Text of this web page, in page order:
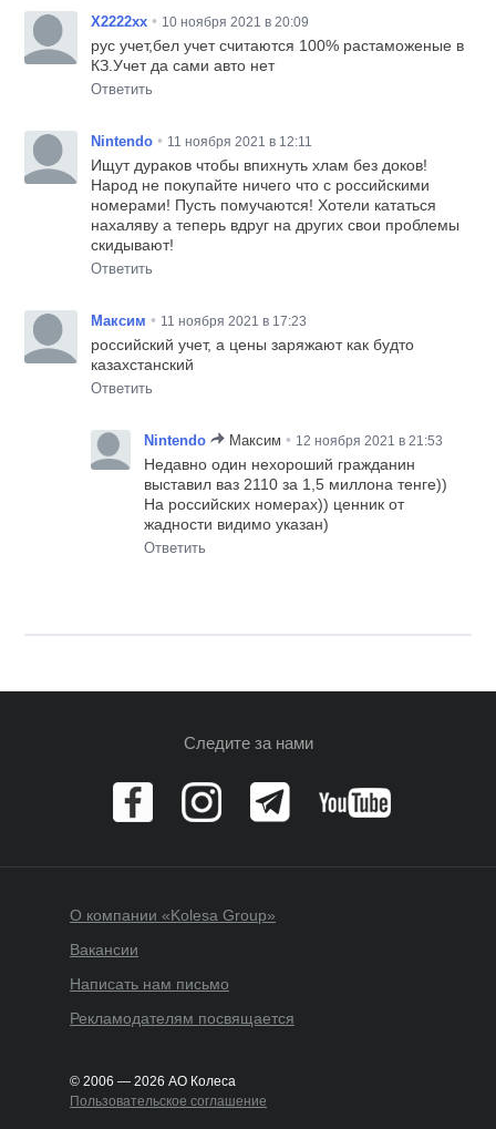
Х2222хх • 10 ноября 2021 в 20:09
рус учет,бел учет считаются 100% растаможеные в
КЗ.Учет да сами авто нет
Ответить
Nintendo • 11 ноября 2021 в 12:11
Ищут дураков чтобы впихнуть хлам без доков!
Народ не покупайте ничего что с российскими
номерами! Пусть помучаются! Хотели кататься
нахаляву а теперь вдруг на других свои проблемы
скидывают!
Ответить
Максим • 11 ноября 2021 в 17:23
российский учет, а цены заряжают как будто
казахстанский
Ответить
Nintendo Максим • 12 ноября 2021 в 21:53
Недавно один нехороший гражданин
выставил ваз 2110 за 1,5 миллона тенге))
На российских номерах)) ценник от
жадности видимо указан)
Ответить
Следите за нами
О компании «Kolesa Group»
Вакансии
Написать нам письмо
Рекламодателям посвящается
© 2006 — 2026 АО Колеса
Пользовательское соглашение